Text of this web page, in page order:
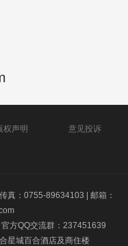
权声明 意见投诉
真：0755-89634103 | 邮箱：
方QQ交流群：237451639
星城百合酒店及商住楼